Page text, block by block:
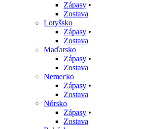
Zápasy •
Zostava
Lotyšsko
Zápasy •
Zostava
Maďarsko
Zápasy •
Zostava
Nemecko
Zápasy •
Zostava
Nórsko
Zápasy •
Zostava